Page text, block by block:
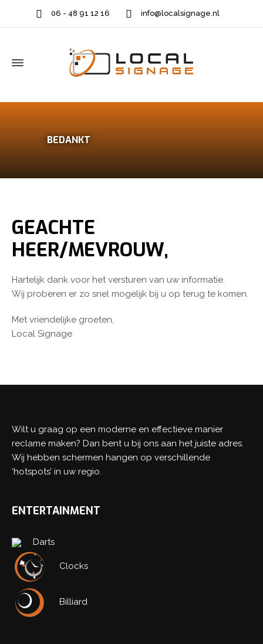
06 - 48 91 12 16 info@localsignage.nl
BEDANKT
GEACHTE
HEER/MEVROUW,
Hartelijk dank voor het versturen van uw informatie.
Wij proberen er zo snel mogelijk bij u op terug te komen.
Met vriendelijke groeten,
Local Signage
Wilt u graag op een moderne en effectieve manier
reclame maken? Dan bent u bij ons aan het juiste adres.
Wij hebben schermen hangen op verschillende
‘hotspots’ in uw regio.
ENTERTAINMENT
Darts
Clocks
BilliardNederlands